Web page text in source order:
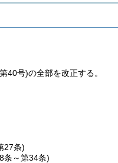
40号)の全部を改正する。
27条)
条～第34条)